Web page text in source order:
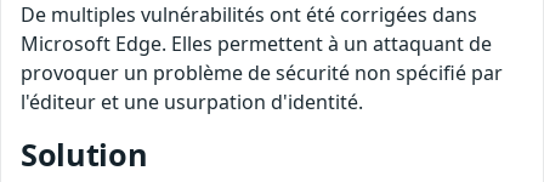
De multiples vulnérabilités ont été corrigées dans
Microsoft Edge. Elles permettent à un attaquant de
provoquer un problème de sécurité non spécifié par
l'éditeur et une usurpation d'identité.
Solution